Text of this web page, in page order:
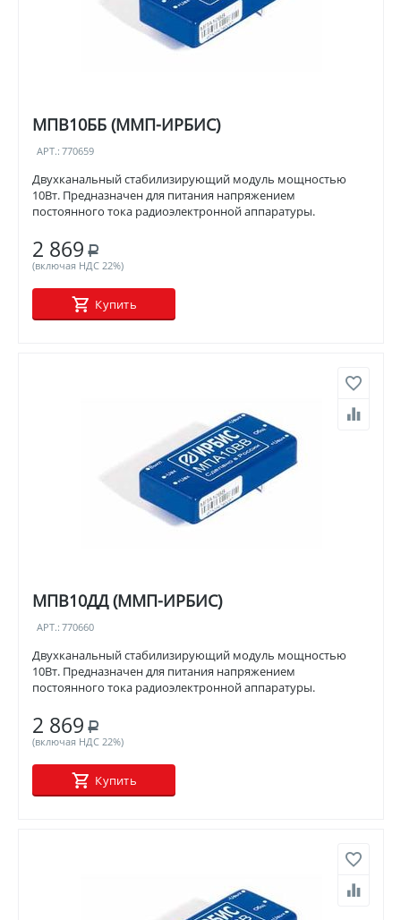
МПВ10ББ (ММП-ИРБИС)
АРТ.: 770659
Двухканальный стабилизирующий модуль мощностью
10Вт. Предназначен для питания напряжением
постоянного тока радиоэлектронной аппаратуры.
2 869 Р
(включая НДС 22%)
Купить
МПВ10ДД (ММП-ИРБИС)
АРТ.: 770660
Двухканальный стабилизирующий модуль мощностью
10Вт. Предназначен для питания напряжением
постоянного тока радиоэлектронной аппаратуры.
2 869 Р
(включая НДС 22%)
Купить